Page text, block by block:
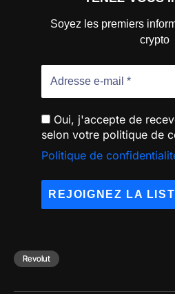
Soyez les premiers
crypto
Oui, j'accepte de
selon votre politique de
Politique de
Revolut